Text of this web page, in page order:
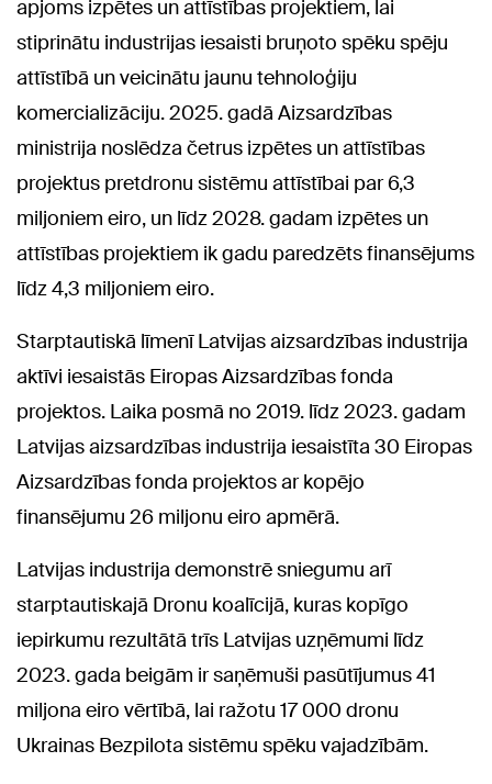
apjoms izpētes un attīstības projektiem, lai
stiprinātu industrijas iesaisti bruņoto spēku spēju
attīstībā un veicinātu jaunu tehnoloģiju
komercializāciju. 2025. gadā Aizsardzības
ministrija noslēdza četrus izpētes un attīstības
projektus pretdronu sistēmu attīstībai par 6,3
miljoniem eiro, un līdz 2028. gadam izpētes un
attīstības projektiem ik gadu paredzēts finansējums
līdz 4,3 miljoniem eiro.
Starptautiskā līmenī Latvijas aizsardzības industrija
aktīvi iesaistās Eiropas Aizsardzības fonda
projektos. Laika posmā no 2019. līdz 2023. gadam
Latvijas aizsardzības industrija iesaistīta 30 Eiropas
Aizsardzības fonda projektos ar kopējo
finansējumu 26 miljonu eiro apmērā.
Latvijas industrija demonstrē sniegumu arī
starptautiskajā Dronu koalīcijā, kuras kopīgo
iepirkumu rezultātā trīs Latvijas uzņēmumi līdz
2023. gada beigām ir saņēmuši pasūtījumus 41
miljona eiro vērtībā, lai ražotu 17 000 dronu
Ukrainas Bezpilota sistēmu spēku vajadzībām.